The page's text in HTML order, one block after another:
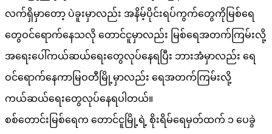
လက်ရှိမှာတော့ ပဲခူးမှာလည်း အနိမ့်ပိုင်းရပ်ကွက်တွေကိုမြစ်ရေ
တွေဝင်ရောက်နေသလို တောင်ငူမှာလည်း မြစ်ရေအတက်ကြမ်းလို့
အရေးပေါ်ကယ်ဆယ်ရေးတွေလုပ်နေရပြီး ဘားအံမှာလည်း ရေ
ဝင်ရောက်နေကာမြဝတီမြို့မှာလည်း ရေအတက်ကြမ်းလို့
ကယ်ဆယ်ရေးတွေလုပ်နေရပါတယ်။
စစ်တောင်းမြစ်ရေက တောင်ငူမြို့ရဲ့ စိုးရိမ်ရေမှတ်ထက် ၁ ပေခွဲ